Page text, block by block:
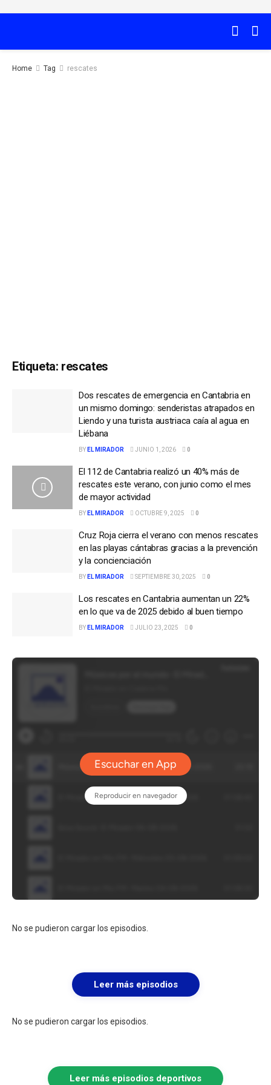
Home Tag rescates
Etiqueta: rescates
Dos rescates de emergencia en Cantabria en
un mismo domingo: senderistas atrapados en
Liendo y una turista austriaca caía al agua en
Liébana
BY EL MIRADOR JUNIO 1, 2026 0
El 112 de Cantabria realizó un 40% más de
rescates este verano, con junio como el mes
de mayor actividad
BY EL MIRADOR OCTUBRE 9, 2025 0
Cruz Roja cierra el verano con menos rescates
en las playas cántabras gracias a la prevención
y la concienciación
BY EL MIRADOR SEPTIEMBRE 30, 2025 0
Los rescates en Cantabria aumentan un 22%
en lo que va de 2025 debido al buen tiempo
BY EL MIRADOR JULIO 23, 2025 0
No se pudieron cargar los episodios.
Leer más episodios
No se pudieron cargar los episodios.
Leer más episodios deportivos